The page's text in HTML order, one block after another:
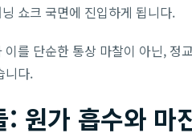
쇼크 국면에 진입하게 됩니다.
를 단순한 통상 마찰이 아닌, 정
니다.
: 원가 흡수와 마